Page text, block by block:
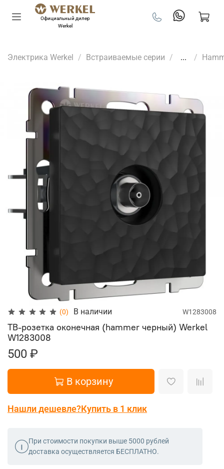
Официальный дилер
Werkel
Электрика Werkel Встраиваемые серии ...
(0) В наличии W1283008
ТВ-розетка оконечная (hammer черный) Werkel
W1283008
500 ₽
В корзину
Нашли дешевле?Купить в 1 клик
При стоимости покупки выше 5000 рублей
доставка осуществляется БЕСПЛАТНО.